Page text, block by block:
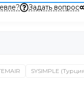
Задать вопрос
SYSIMPLE